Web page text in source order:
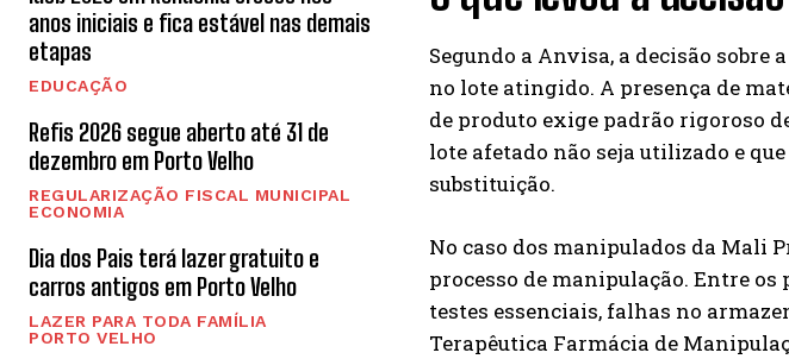
anos iniciais e fica estável nas demais
etapas
EDUCAÇÃO
Refis 2026 segue aberto até 31 de
dezembro em Porto Velho
REGULARIZAÇÃO FISCAL MUNICIPAL
ECONOMIA
Dia dos Pais terá lazer gratuito e
carros antigos em Porto Velho
LAZER PARA TODA FAMÍLIA
PORTO VELHO
Segundo a Anvisa, a decisão sobre a
no lote atingido. A presença de
de produto exige padrão rigoroso
lote afetado não seja utilizado e
substituição.
No caso dos manipulados da Mali
processo de manipulação. Entre
testes essenciais, falhas no
Terapêutica Farmácia de